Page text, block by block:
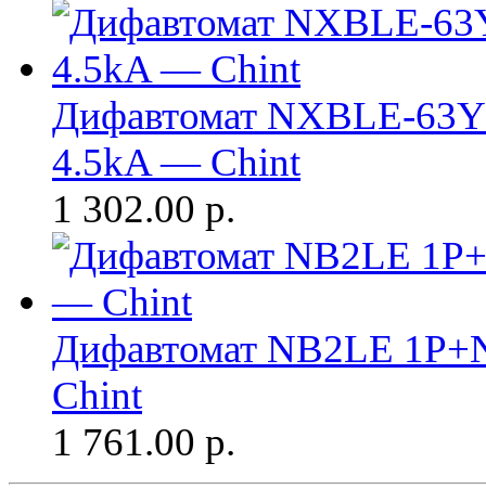
Дифавтомат NXBLE-
4.5kA — Chint
1 302.00 р.
Дифавтомат NB2LE
Chint
1 761.00 р.